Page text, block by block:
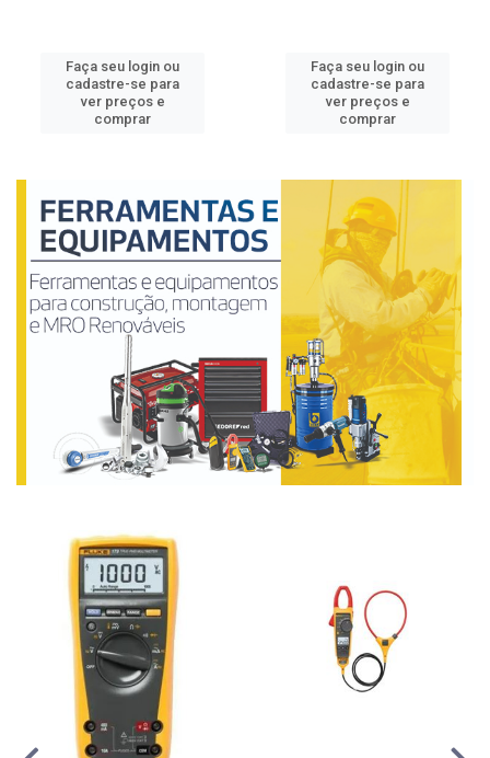
Faça seu login ou
cadastre-se para
ver preços e
comprar
Faça seu login ou
cadastre-se para
ver preços e
comprar